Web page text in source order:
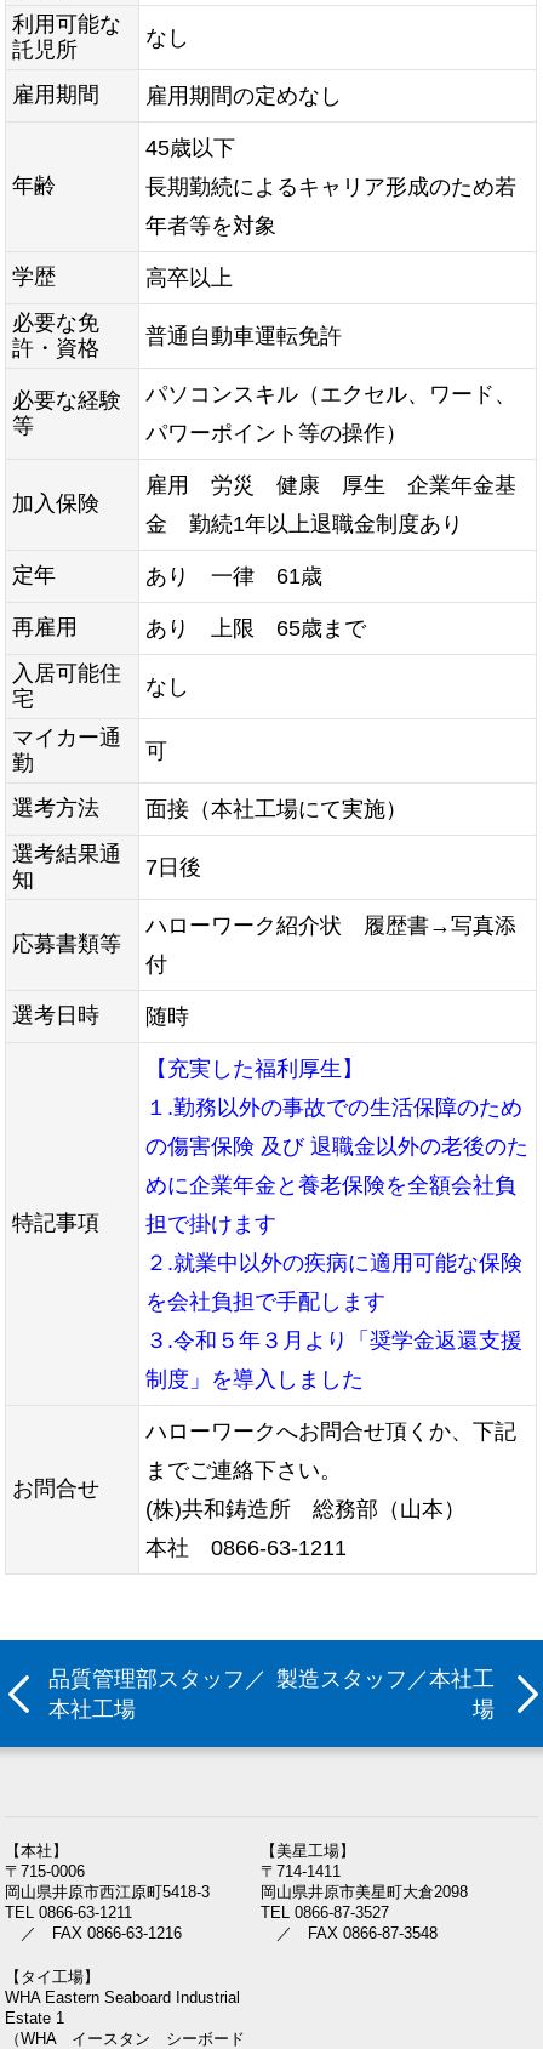
利用可能な
託児所
なし
雇用期間 雇用期間の定めなし
年齢
45歳以下
長期勤続によるキャリア形成のため若
年者等を対象
学歴
高卒以上
必要な免
許・資格
普通自動車運転免許
必要な経験
等
パソコンスキル（エクセル、ワード、
パワーポイント等の操作）
加入保険
雇用 労災 健康 厚生 企業年金基
金 勤続1年以上退職金制度あり
定年 あり 一律 61歳
再雇用
あり 上限 65歳まで
入居可能住
宅
なし
マイカー通
勤
可
選考方法
面接（本社工場にて実施）
選考結果通
知
7日後
応募書類等
ハローワーク紹介状 履歴書→写真添
付
選考日時 随時
特記事項
【充実した福利厚生】
１.勤務以外の事故での生活保障のため
の傷害保険 及び 退職金以外の老後のた
めに企業年金と養老保険を全額会社負
担で掛けます
２.就業中以外の疾病に適用可能な保険
を会社負担で手配します
３.令和５年３月より「奨学金返還支援
制度」を導入しました
お問合せ
ハローワークへお問合せ頂くか、下記
までご連絡下さい。
(株)共和鋳造所 総務部（山本）
本社 0866-63-1211
品質管理部スタッフ／
本社工場
製造スタッフ／本社工
場
【本社】
〒715-0006
岡山県井原市西江原町5418-3
TEL 0866-63-1211
／ FAX 0866-63-1216
【美星工場】
〒714-1411
岡山県井原市美星町大倉2098
TEL 0866-87-3527
／ FAX 0866-87-3548
【タイ工場】
WHA Eastern Seaboard Industrial
Estate 1
（WHA イースタン シーボード